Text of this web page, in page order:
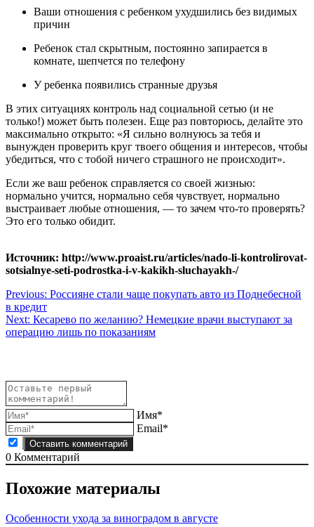
Ваши отношения с ребенком ухудшились без видимых
причин
Ребенок стал скрытным, постоянно запирается в
комнате, шепчется по телефону
У ребенка появились странные друзья
В этих ситуациях контроль над социальной сетью (и не
только!) может быть полезен. Еще раз повторюсь, делайте это
максимально открыто: «Я сильно волнуюсь за тебя и
вынужден проверить круг твоего общения и интересов, чтобы
убедиться, что с тобой ничего страшного не происходит».
Если же ваш ребенок справляется со своей жизнью:
нормально учится, нормально себя чувствует, нормально
выстраивает любые отношения, — то зачем что-то проверять?
Это его только обидит.
Источник: http://www.proaist.ru/articles/nado-li-kontrolirovat-
sotsialnye-seti-podrostka-i-v-kakikh-sluchayakh-/
Навигация
по
записям
Previous: Россияне стали чаще покупать авто из Поднебесной
в кредит
Next: Кесарево по желанию? Немецкие врачи выступают за
операцию лишь по показаниям
Имя*
Email*
0 Комментарий
Похожие материалы
Особенности ухода за виноградом в августе